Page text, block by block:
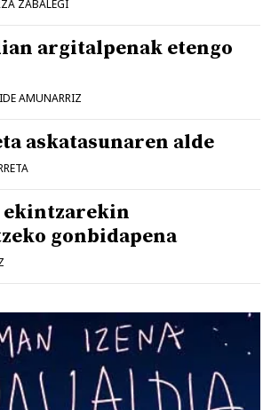
ZABALEGI
argitalpenak etengo
AMUNARRIZ
askatasunaren alde
ekintzarekin
gonbidapena